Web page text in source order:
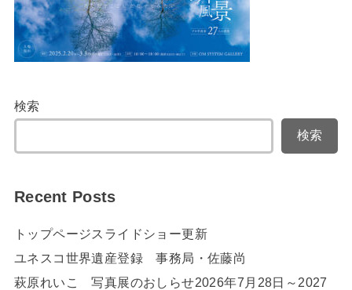
検索
検索
Recent Posts
トップページスライドショー更新
ユネスコ世界遺産登録 事務局・佐藤尚
萩原れいこ 写真展のおしらせ2026年7月28日～2027